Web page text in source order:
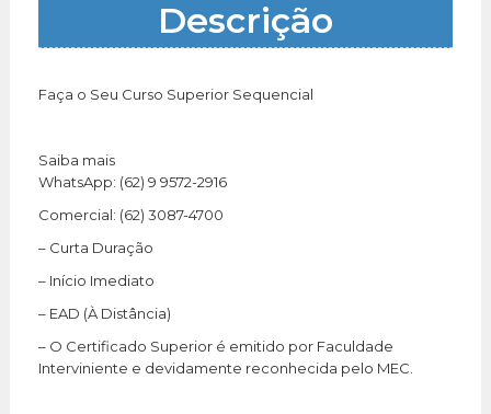
Descrição
Faça o Seu Curso Superior Sequencial
Saiba mais
WhatsApp: (62) 9 9572-2916
Comercial: (62) 3087-4700
– Curta Duração
– Início Imediato
– EAD (À Distância)
– O Certificado Superior é emitido por Faculdade
Interviniente e devidamente reconhecida pelo MEC.